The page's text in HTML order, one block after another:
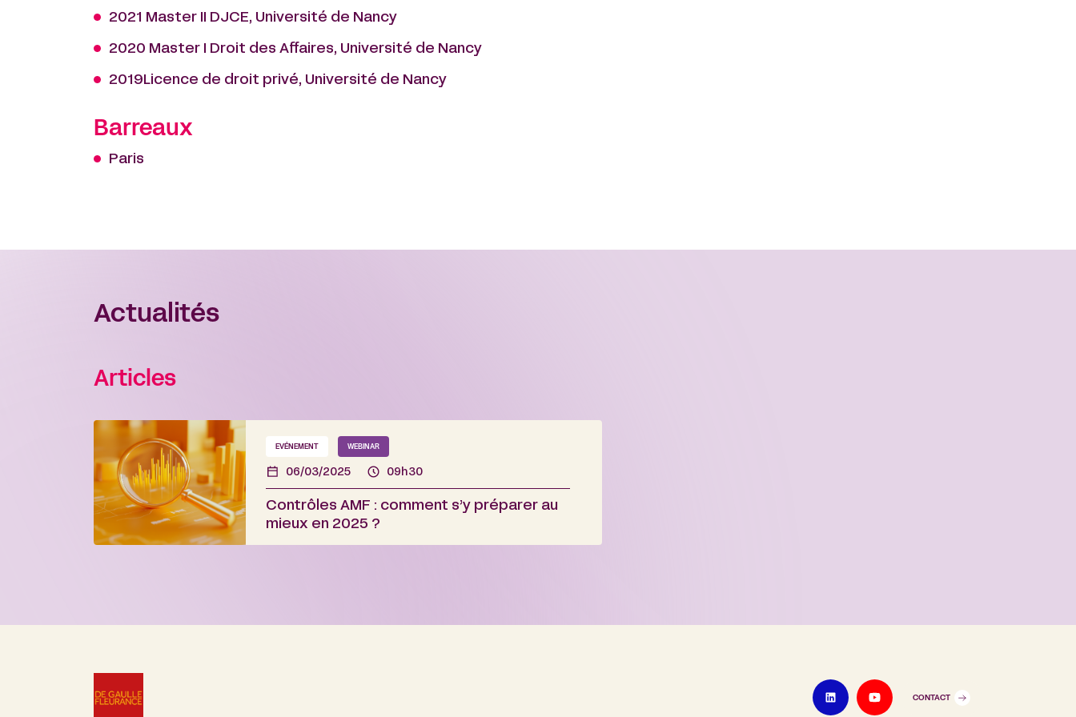
2021 Master II DJCE, Université de Nancy
2020 Master I Droit des Affaires, Université de Nancy
2019Licence de droit privé, Université de Nancy
Barreaux
Paris
Actualités
Articles
EVÉNEMENT WEBINAR
06/03/2025 09h30
Contrôles AMF : comment s’y préparer au
mieux en 2025 ?
CONTACT